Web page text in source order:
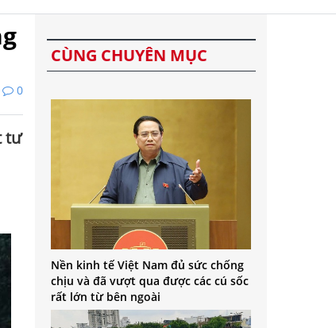
0
tư
CÙNG CHUYÊN MỤC
Nền kinh tế Việt Nam đủ sức chống
chịu và đã vượt qua được các cú sốc
rất lớn từ bên ngoài